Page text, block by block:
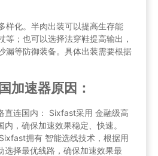
样化。半肉出装可以提高生存能
等；也可以选择法穿鞋提高输出，
漏等防御装备。具体出装需要根据
加速器原因：
直连国内： Sixfast采用 金融级高
，确保加速效果稳定、快速。
拥有 智能选线技术，根据用
选择最优线路，确保加速效果最